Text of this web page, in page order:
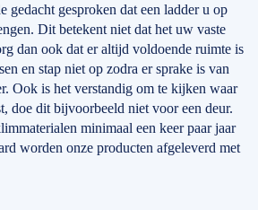
gedacht gesproken dat een ladder u op
Dit betekent niet dat het uw vaste
dan ook dat er altijd voldoende ruimte is
en stap niet op zodra er sprake is van
Ook is het verstandig om te kijken waar
doe dit bijvoorbeeld niet voor een deur.
minimaal een keer paar jaar
worden onze producten afgeleverd met